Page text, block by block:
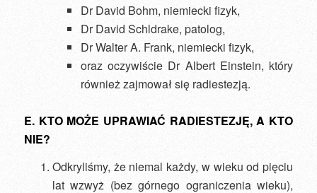
Dr David Bohm, niemiecki fizyk,
Dr David Schldrake, patolog,
Dr Walter A. Frank, niemiecki fizyk,
oraz oczywiście Dr Albert Einstein, który
również zajmował się radiestezją.
E. KTO MOŻE UPRAWIAĆ RADIESTEZJĘ, A KTO
NIE?
Odkryliśmy, że niemal każdy, w wieku od pięciu
lat wzwyż (bez górnego ograniczenia wieku),